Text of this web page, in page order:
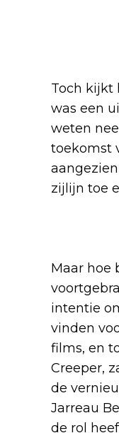
Toch kijkt
was een
weten
toekomst
zijlijn toe
Maar hoe
intentie
vinden
films, en
Creeper,
de
Jarreau
de rol